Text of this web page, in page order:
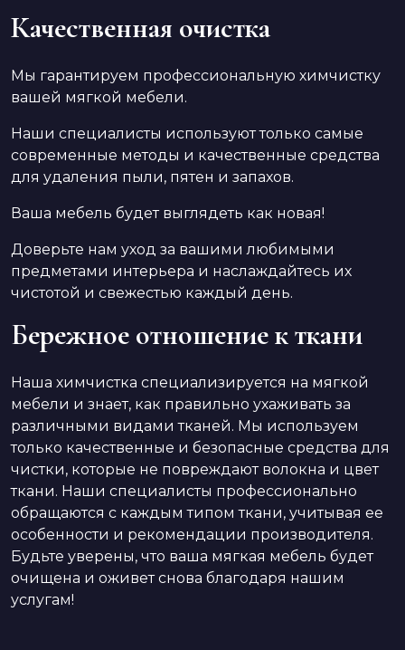
Качественная очистка
Мы гарантируем профессиональную химчистку
вашей мягкой мебели.
Наши специалисты используют только самые
современные методы и качественные средства
для удаления пыли, пятен и запахов.
Ваша мебель будет выглядеть как новая!
Доверьте нам уход за вашими любимыми
предметами интерьера и наслаждайтесь их
чистотой и свежестью каждый день.
Бережное отношение к ткани
Наша химчистка специализируется на мягкой
мебели и знает, как правильно ухаживать за
различными видами тканей. Мы используем
только качественные и безопасные средства для
чистки, которые не повреждают волокна и цвет
ткани. Наши специалисты профессионально
обращаются с каждым типом ткани, учитывая ее
особенности и рекомендации производителя.
Будьте уверены, что ваша мягкая мебель будет
очищена и оживет снова благодаря нашим
услугам!